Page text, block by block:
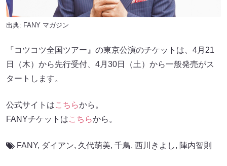
出典: FANY マガジン
『コツコツ全国ツアー』の東京公演のチケットは、4月21
日（木）から先行受付、4月30日（土）から一般発売がス
タートします。
公式サイトはこちらから。
FANYチケットはこちらから。
FANY, ダイアン, 久代萌美, 千鳥, 西川きよし, 陣内智則